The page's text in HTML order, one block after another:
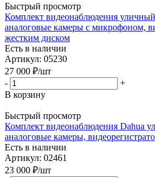
Быстрый просмотр
Комплект видеонаблюдения
аналоговые камеры с микрофоном,
жестким диском
Есть в наличии
Артикул: 05230
27 000 ₽/шт
-
+
В корзину
Быстрый просмотр
Комплект видеонаблюдения Dahua
аналоговые камеры,
Есть в наличии
Артикул: 02461
23 000 ₽/шт